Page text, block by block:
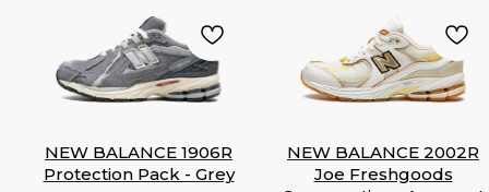
NEW BALANCE 1906R
Protection Pack - Grey
NEW BALANCE 2002R
Joe Freshgoods